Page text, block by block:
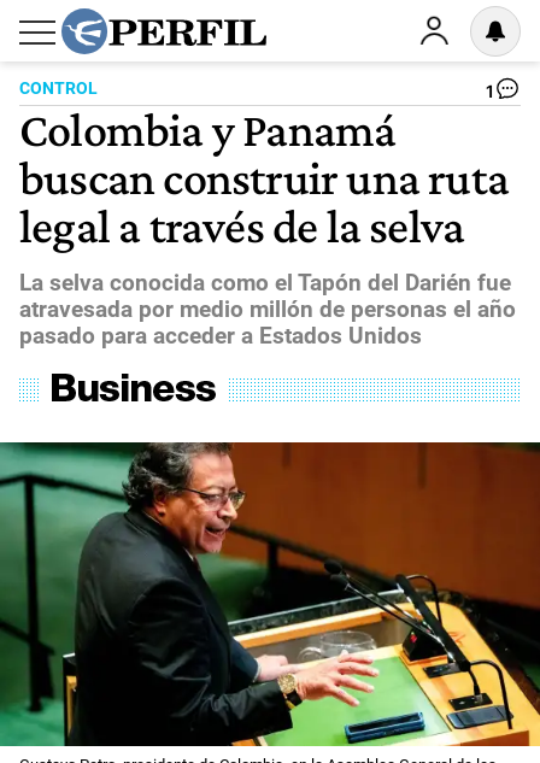
CONTROL 1
Colombia y Panamá
buscan construir una ruta
legal a través de la selva
La selva conocida como el Tapón del Darién fue
atravesada por medio millón de personas el año
pasado para acceder a Estados Unidos